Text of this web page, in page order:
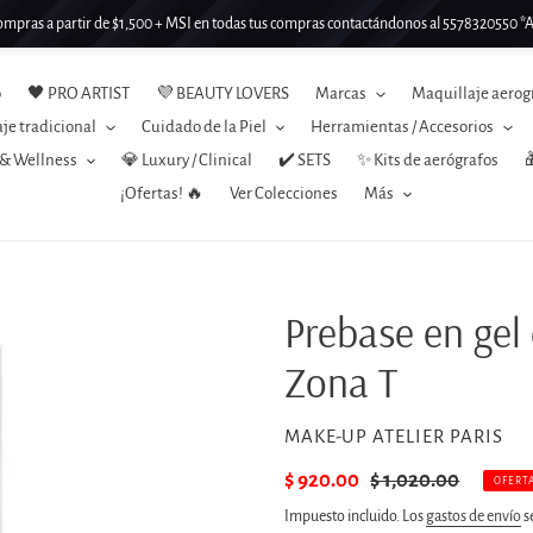
a partir de $1,500 + MSI en todas tus compras contactándonos al 5578320550
🖤 PRO ARTIST 💜 BEAUTY LOVERS Marcas
Maquillaje
tradicional
Cuidado de la Piel Herramientas / Accesorios
Wellness
💎 Luxury / Clinical ✔️ SETS ✨ Kits de aerógrafos
¡Ofertas! 🔥
Ver Colecciones Más
Prebase en
Zona T
PROVEEDOR
MAKE-UP ATELIER PARIS
Precio
de
$ 920.00 Precio
habitual
$ 1,020.00 OFERTA
Impuesto incluido. Los gastos de envío